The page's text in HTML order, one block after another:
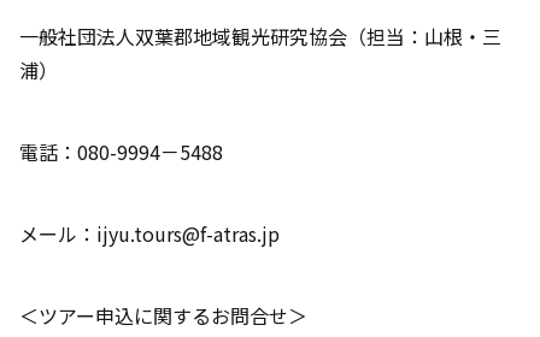
一般社団法人双葉郡地域観光研究協会（担当：山根・三
浦）
電話：080-9994－5488
メール：ijyu.tours@f-atras.jp
＜ツアー申込に関するお問合せ＞